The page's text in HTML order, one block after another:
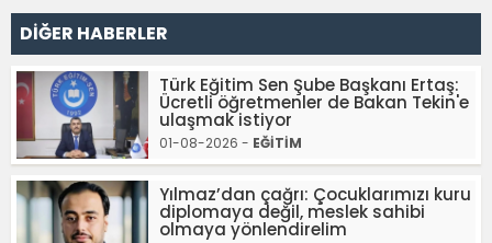
DİĞER HABERLER
Türk Eğitim Sen Şube Başkanı Ertaş:
Ücretli öğretmenler de Bakan Tekin'e
ulaşmak istiyor
01-08-2026 - EĞİTİM
Yılmaz’dan çağrı: Çocuklarımızı kuru
diplomaya değil, meslek sahibi
olmaya yönlendirelim